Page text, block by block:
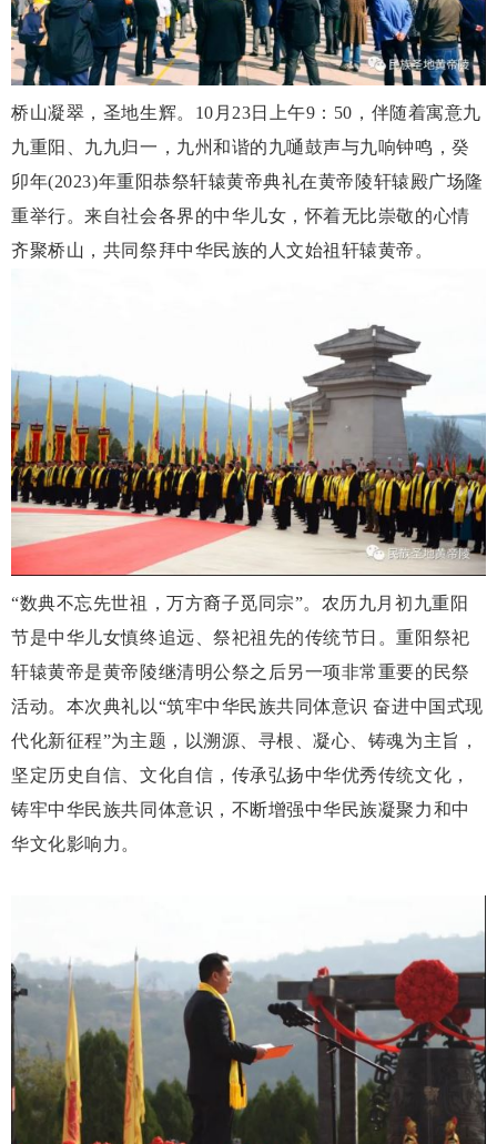
桥山凝翠，圣地生辉。 10月23日上午9：50，伴随着寓意九
九重阳、九九归一，九州和谐的九嗵鼓声与九响钟鸣，癸
卯年(2023)年重阳恭祭轩辕黄帝典礼在黄帝陵轩辕殿广场隆
重举行。来自社会各界的中华儿女，怀着无比崇敬的心情
齐聚桥山，共同祭拜中华民族的人文始祖轩辕黄帝。
“数典不忘先世祖，万方裔子觅同宗”。农历九月初九重阳
节是中华儿女慎终追远、祭祀祖先的传统节日。重阳祭祀
轩辕黄帝是黄帝陵继清明公祭之后另一项非常重要的民祭
活动。本次典礼以“筑牢中华民族共同体意识 奋进中国式现
代化新征程”为主题，以溯源、寻根、凝心、铸魂为主旨，
坚定历史自信、文化自信，传承弘扬中华优秀传统文化，
铸牢中华民族共同体意识，不断增强中华民族凝聚力和中
华文化影响力。